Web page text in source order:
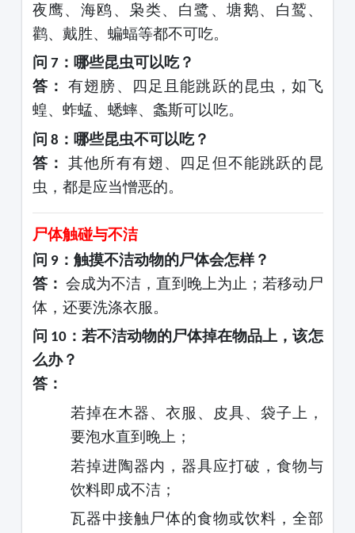
夜鹰、海鸥、枭类、白鹭、塘鹅、白鹫、
鹳、戴胜、蝙蝠等都不可吃。
问 7：哪些昆虫可以吃？
答：
有翅膀、四足且能跳跃的昆虫，如飞
蝗、蚱蜢、蟋蟀、螽斯可以吃。
问 8 ：哪些昆虫不可以吃？
答：
其他所有有翅、四足但不能跳跃的昆
虫，都是应当憎恶的。
尸体触碰与不洁
问 9：触摸不洁动物的尸体会怎样？
答： 会成为不洁，直到晚上为止；若移动尸
体，还要洗涤衣服。
问 10：若不洁动物的尸体掉在物品上，该怎
么办？
答：
若掉在木器、衣服、皮具、袋子上，
要泡水直到晚上；
若掉进陶器内，器具应打破，食物与
饮料即成不洁；
瓦器中接触尸体的食物或饮料，全部